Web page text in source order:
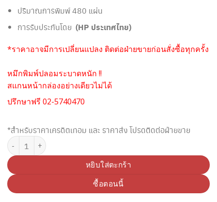
ปริมาณการพิมพ์ 480 แผ่น
การรับประกันโดย (HP ประเทศไทย)
*ราคาอาจมีการเปลี่ยนแปลง ติดต่อฝ่ายขายก่อนสั่งซื้อทุกครั้ง
หมึกพิมพ์ปลอมระบาดหนัก !!
สแกนหน้ากล่องอย่างเดียวไม่ได้
ปรึกษาฟรี 02-5740470
*สำหรับราคาเครดิตเทอม และ ราคาส่ง โปรดติดต่อฝ่ายขาย
จำนวน HP 63XL F6U64AA ตลับหมึกอิงค์เจ็ท สีดำ (Original) ชิ้น
หยิบใส่ตะกร้า
ซื้อตอนนี้